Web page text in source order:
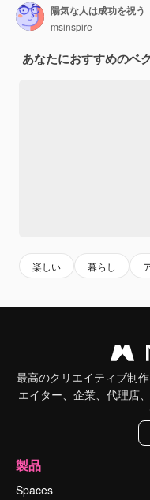
陽気な人は成功を祝う
msinspire
あなたにおすすめのベ
楽しい 暮らし
最高のクリエイティブ制
エイター、企業、代理店
製品
Spaces